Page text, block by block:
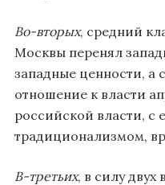
Во-вторых, средний
Москвы перенял
западные ценности, а
отношение к власти
российской власти, с
традиционализмом,
В-третьих, в силу